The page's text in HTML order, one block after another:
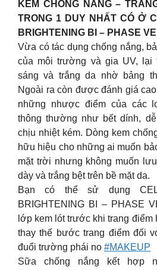
KEM CHỐNG NẮNG –
TRONG 1 DUY NHẤT CÓ Ở
BRIGHTENING BI – PHASE
Vừa có tác dụng chống nắng,
của môi trường và gia UV, lại
sáng và trắng da nhờ bảng
Ngoài ra còn được đánh giá
những nhược điểm của các
thông thường như bết dính,
chịu nhiệt kém. Dòng kem
hữu hiệu cho những ai muốn
mặt trời nhưng không muốn
dày và trắng bệt trên bề mặt da.
Bạn có thể sử dụng
BRIGHTENING BI – PHASE
lớp kem lót trước khi trang điểm
thay thế bước trang điểm đối
đuổi trường phái no #MAKEUP
Sữa chống nắng kết hợp